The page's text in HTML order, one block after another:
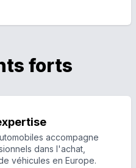
forts
accompagne
dans l'achat,
véhicules en Europe.